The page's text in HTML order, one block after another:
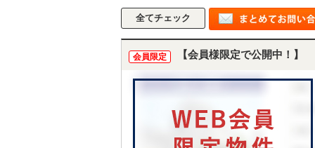
会員限定 【会員様限定で公開中！】